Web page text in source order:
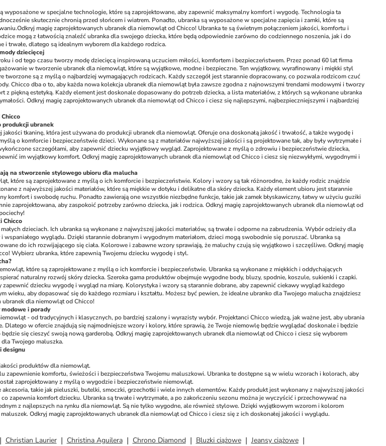
wyposażone w specjalne technologie, które są zaprojektowane, aby zapewnić maksymalny komfort i wygodę. Technologia ta
skutecznie chronią przed słońcem i wiatrem. Ponadto, ubranka są wyposażone w specjalne zapięcia i zamki, które są
Odkryj magię zaprojektowanych ubranek dla niemowląt od Chicco! Ubranka te są świetnym połączeniem jakości, komfortu i
mogą z łatwością znaleźć ubranka dla swojego dziecka, które będą odpowiednie zarówno do codziennego noszenia, jak i do
i trwałe, dlatego są idealnym wyborem dla każdego rodzica.
dziecięcej
i od tego czasu tworzy modę dziecięcą inspirowaną uczuciem miłości, komfortem i bezpieczeństwem. Przez ponad 60 lat firma
w tworzenie ubranek dla niemowląt, które są wyjątkowe, modne i bezpieczne. Ten wyjątkowy, wyrafinowany i miękki styl
są z myślą o najbardziej wymagających rodzicach. Każdy szczegół jest starannie dopracowany, co pozwala rodzicom czuć
Chicco dba o to, aby każda nowa kolekcja ubranek dla niemowląt była zawsze zgodna z najnowszymi trendami modowymi i tworzy
z piękną estetyką. Każdy element jest doskonale dopasowany do potrzeb dziecka, a lista materiałów, z których są wykonane ubranka
Odkryj magię zaprojektowanych ubranek dla niemowląt od Chicco i ciesz się najlepszymi, najbezpieczniejszymi i najbardziej
produkcji ubranek
tkaninę, która jest używana do produkcji ubranek dla niemowląt. Oferuje ona doskonałą jakość i trwałość, a także wygodę i
o komforcie i bezpieczeństwie dzieci. Wykonane są z materiałów najwyższej jakości i są projektowane tak, aby były wytrzymałe i
szczegółami, aby zapewnić dziecku wyjątkowy wygląd. Zaprojektowane z myślą o zdrowiu i bezpieczeństwie dziecka,
im wyjątkowy komfort. Odkryj magię zaprojektowanych ubranek dla niemowląt od Chicco i ciesz się niezwykłymi, wygodnymi i
na stworzenie stylowego ubioru dla malucha
które są zaprojektowane z myślą o ich komforcie i bezpieczeństwie. Kolory i wzory są tak różnorodne, że każdy rodzic znajdzie
z najwyższej jakości materiałów, które są miękkie w dotyku i delikatne dla skóry dziecka. Każdy element ubioru jest starannie
komfort i swobodę ruchu. Ponadto zawierają one wszystkie niezbędne funkcje, takie jak zamek błyskawiczny, łatwy w użyciu guziki
zaprojektowana, aby zaspokoić potrzeby zarówno dziecka, jak i rodzica. Odkryj magię zaprojektowanych ubranek dla niemowląt od
Chicco
dzieciach. Ich ubranka są wykonane z najwyższej jakości materiałów, są trwałe i odporne na zabrudzenia. Wybór odzieży dla
wyglądu. Dzięki starannie dobranym i wygodnym materiałom, dzieci mogą swobodnie się poruszać. Ubranka są
do ich rozwijającego się ciała. Kolorowe i zabawne wzory sprawiają, że maluchy czują się wyjątkowo i szczęśliwe. Odkryj magię
Wybierz ubranka, które zapewnią Twojemu dziecku wygodę i styl.
które są zaprojektowane z myślą o ich komforcie i bezpieczeństwie. Ubranka są wykonane z miękkich i oddychających
naturalny rozwój skóry dziecka. Szeroka gama produktów obejmuje wygodne body, bluzy, spodnie, koszule, sukienki i czapki.
zapewnić dziecku wygodę i wygląd na miarę. Kolorystyka i wzory są starannie dobrane, aby zapewnić ciekawy wygląd każdego
wieku, aby dopasować się do każdego rozmiaru i kształtu. Możesz być pewien, że idealne ubranko dla Twojego malucha znajdziesz
dla niemowląt od Chicco!
i porady
- od tradycyjnych i klasycznych, po bardziej szalony i wyrazisty wybór. Projektanci Chicco wiedzą, jak ważne jest, aby ubrania
Dlatego w ofercie znajdują się najmodniejsze wzory i kolory, które sprawią, że Twoje niemowlę będzie wyglądać doskonale i będzie
się cieszyć swoją nową garderobą. Odkryj magię zaprojektowanych ubranek dla niemowląt od Chicco i ciesz się wyborem
Twojego maluszka.
designu
produktów dla niemowląt.
zapewnienie komfortu, świeżości i bezpieczeństwa Twojemu maluszkowi. Ubranka te dostępne są w wielu wzorach i kolorach, aby
zaprojektowany z myślą o wygodzie i bezpieczeństwie niemowląt.
takie jak pieluszki, butelki, smoczki, grzechotki i wiele innych elementów. Każdy produkt jest wykonany z najwyższej jakości
zapewnia komfort dziecku. Ubranka są trwałe i wytrzymałe, a po zakończeniu sezonu można je wyczyścić i przechowywać na
z najlepszych na rynku dla niemowląt. Są nie tylko wygodne, ale również stylowe. Dzięki wyjątkowym wzorom i kolorom
Odkryj magię zaprojektowanych ubranek dla niemowląt od Chicco i ciesz się z ich doskonałej jakości i wyglądu.
Christian Laurier Christina Aguilera Chrono Diamond Bluzki ciążowe
Jeansy ciążowe